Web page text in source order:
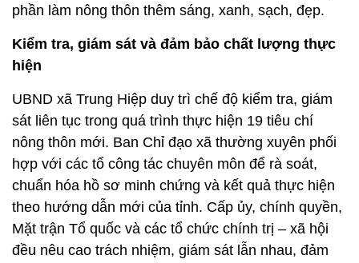
phần làm nông thôn thêm sáng, xanh, sạch, đẹp.
Kiểm tra, giám sát và đảm bảo chất lượng thực
hiện
UBND xã Trung Hiệp duy trì chế độ kiểm tra, giám
sát liên tục trong quá trình thực hiện 19 tiêu chí
nông thôn mới. Ban Chỉ đạo xã thường xuyên phối
hợp với các tổ công tác chuyên môn để rà soát,
chuẩn hóa hồ sơ minh chứng và kết quả thực hiện
theo hướng dẫn mới của tỉnh. Cấp ủy, chính quyền,
Mặt trận Tổ quốc và các tổ chức chính trị – xã hội
đều nêu cao trách nhiệm, giám sát lẫn nhau, đảm